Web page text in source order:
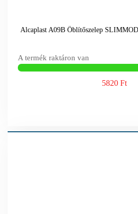
Alcaplast A09B Öblítőszelep
A termék raktáron van
5820 Ft